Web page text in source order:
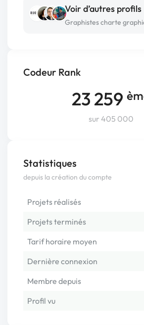
Codeur Rank
23 259
sur 405 000
Statistiques
depuis la création du compte
Projets réalisés
Projets terminés
Tarif horaire moyen
Dernière connexion
Membre depuis
Profil vu
Voir d’autres profils
Graphistes charte